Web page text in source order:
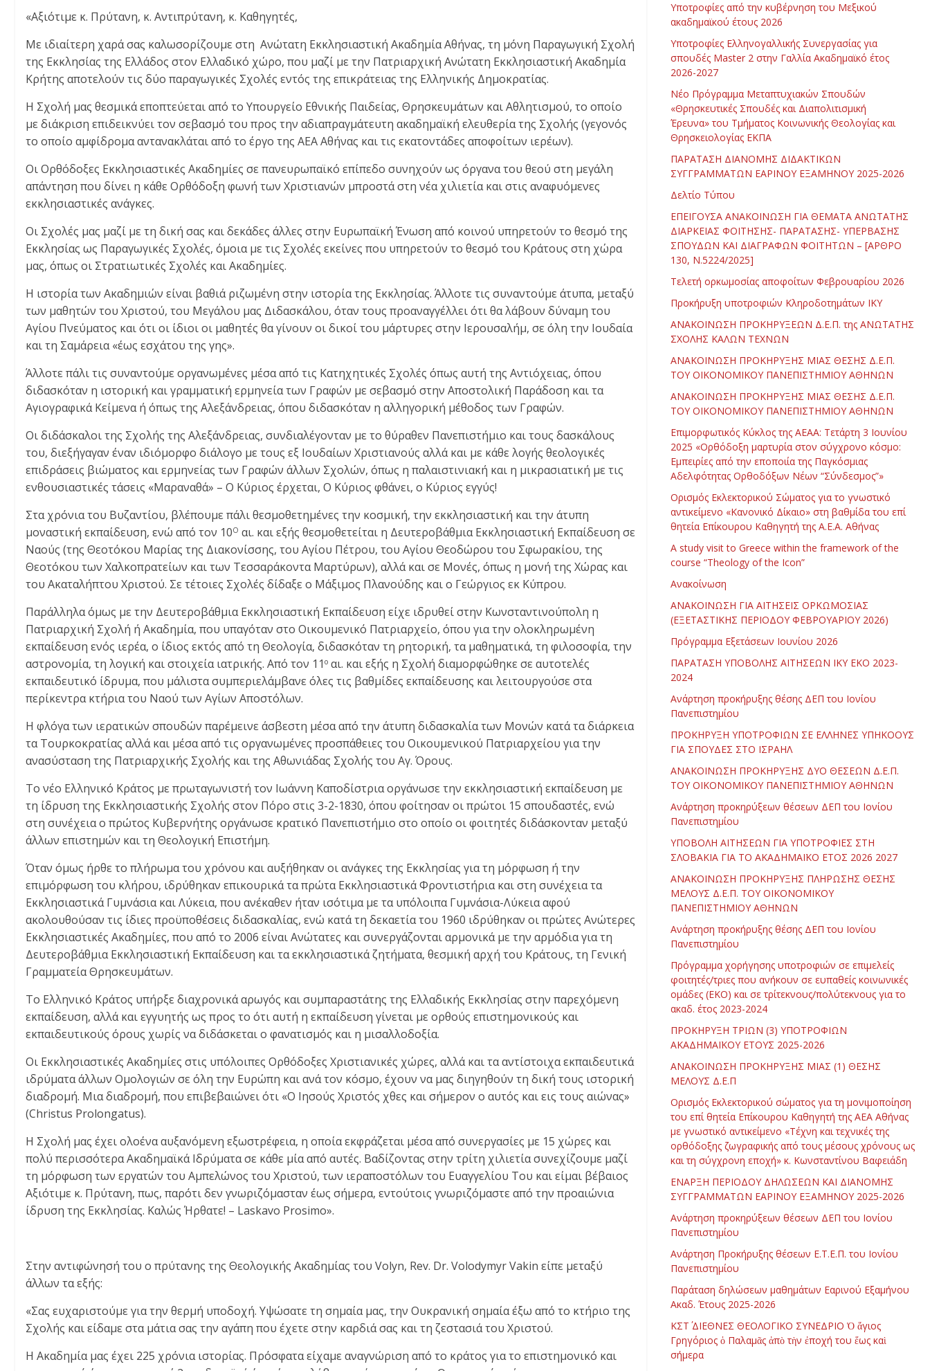
«Αξιότιμε κ. Πρύτανη, κ. Αντιπρύτανη, κ. Καθηγητές,
Με ιδιαίτερη χαρά σας καλωσορίζουμε στη Ανώτατη Εκκλησιαστική Ακαδημία Αθήνας, τη μόνη Παραγωγική Σχολή
της Εκκλησίας της Ελλάδος στον Ελλαδικό χώρο, που μαζί με την Πατριαρχική Ανώτατη Εκκλησιαστική Ακαδημία
Κρήτης αποτελούν τις δύο παραγωγικές Σχολές εντός της επικράτειας της Ελληνικής Δημοκρατίας.
Η Σχολή μας θεσμικά εποπτεύεται από το Υπουργείο Εθνικής Παιδείας, Θρησκευμάτων και Αθλητισμού, το οποίο
με διάκριση επιδεικνύει τον σεβασμό του προς την αδιαπραγμάτευτη ακαδημαϊκή ελευθερία της Σχολής (γεγονός
το οποίο αμφίδρομα αντανακλάται από το έργο της ΑΕΑ Αθήνας και τις εκατοντάδες αποφοίτων ιερέων).
Οι Ορθόδοξες Εκκλησιαστικές Ακαδημίες σε πανευρωπαϊκό επίπεδο συνηχούν ως όργανα του θεού στη μεγάλη
απάντηση που δίνει η κάθε Ορθόδοξη φωνή των Χριστιανών μπροστά στη νέα χιλιετία και στις αναφυόμενες
εκκλησιαστικές ανάγκες.
Οι Σχολές μας μαζί με τη δική σας και δεκάδες άλλες στην Ευρωπαϊκή Ένωση από κοινού υπηρετούν το θεσμό της
Εκκλησίας ως Παραγωγικές Σχολές, όμοια με τις Σχολές εκείνες που υπηρετούν το θεσμό του Κράτους στη χώρα
μας, όπως οι Στρατιωτικές Σχολές και Ακαδημίες.
Η ιστορία των Ακαδημιών είναι βαθιά ριζωμένη στην ιστορία της Εκκλησίας. Άλλοτε τις συναντούμε άτυπα, μεταξύ
των μαθητών του Χριστού, του Μεγάλου μας Διδασκάλου, όταν τους προαναγγέλλει ότι θα λάβουν δύναμη του
Αγίου Πνεύματος και ότι οι ίδιοι οι μαθητές θα γίνουν οι δικοί του μάρτυρες στην Ιερουσαλήμ, σε όλη την Ιουδαία
και τη Σαμάρεια «έως εσχάτου της γης».
Άλλοτε πάλι τις συναντούμε οργανωμένες μέσα από τις Κατηχητικές Σχολές όπως αυτή της Αντιόχειας, όπου
διδασκόταν η ιστορική και γραμματική ερμηνεία των Γραφών με σεβασμό στην Αποστολική Παράδοση και τα
Αγιογραφικά Κείμενα ή όπως της Αλεξάνδρειας, όπου διδασκόταν η αλληγορική μέθοδος των Γραφών.
Οι διδάσκαλοι της Σχολής της Αλεξάνδρειας, συνδιαλέγονταν με το θύραθεν Πανεπιστήμιο και τους δασκάλους
του, διεξήγαγαν έναν ιδιόμορφο διάλογο με τους εξ Ιουδαίων Χριστιανούς αλλά και με κάθε λογής θεολογικές
επιδράσεις βιώματος και ερμηνείας των Γραφών άλλων Σχολών, όπως η παλαιστινιακή και η μικρασιατική με τις
ενθουσιαστικές τάσεις «Μαραναθά» – Ο Κύριος έρχεται, Ο Κύριος φθάνει, ο Κύριος εγγύς!
Στα χρόνια του Βυζαντίου, βλέπουμε πάλι θεσμοθετημένες την κοσμική, την εκκλησιαστική και την άτυπη
μοναστική εκπαίδευση, ενώ από τον 10Ο αι. και εξής θεσμοθετείται η Δευτεροβάθμια Εκκλησιαστική Εκπαίδευση σε
Ναούς (της Θεοτόκου Μαρίας της Διακονίσσης, του Αγίου Πέτρου, του Αγίου Θεοδώρου του Σφωρακίου, της
Θεοτόκου των Χαλκοπρατείων και των Τεσσαράκοντα Μαρτύρων), αλλά και σε Μονές, όπως η μονή της Χώρας και
του Ακαταλήπτου Χριστού. Σε τέτοιες Σχολές δίδαξε ο Μάξιμος Πλανούδης και ο Γεώργιος εκ Κύπρου.
Παράλληλα όμως με την Δευτεροβάθμια Εκκλησιαστική Εκπαίδευση είχε ιδρυθεί στην Κωνσταντινούπολη η
Πατριαρχική Σχολή ή Ακαδημία, που υπαγόταν στο Οικουμενικό Πατριαρχείο, όπου για την ολοκληρωμένη
εκπαίδευση ενός ιερέα, ο ίδιος εκτός από τη Θεολογία, διδασκόταν τη ρητορική, τα μαθηματικά, τη φιλοσοφία, την
αστρονομία, τη λογική και στοιχεία ιατρικής. Από τον 11 ο αι. και εξής η Σχολή διαμορφώθηκε σε αυτοτελές
εκπαιδευτικό ίδρυμα, που μάλιστα συμπεριελάμβανε όλες τις βαθμίδες εκπαίδευσης και λειτουργούσε στα
περίκεντρα κτήρια του Ναού των Αγίων Αποστόλων.
Η φλόγα των ιερατικών σπουδών παρέμεινε άσβεστη μέσα από την άτυπη διδασκαλία των Μονών κατά τα διάρκεια
τα Τουρκοκρατίας αλλά και μέσα από τις οργανωμένες προσπάθειες του Οικουμενικού Πατριαρχείου για την
ανασύσταση της Πατριαρχικής Σχολής και της Αθωνιάδας Σχολής του Αγ. Όρους.
Το νέο Ελληνικό Κράτος με πρωταγωνιστή τον Ιωάννη Καποδίστρια οργάνωσε την εκκλησιαστική εκπαίδευση με
τη ίδρυση της Εκκλησιαστικής Σχολής στον Πόρο στις 3-2-1830, όπου φοίτησαν οι πρώτοι 15 σπουδαστές, ενώ
στη συνέχεια ο πρώτος Κυβερνήτης οργάνωσε κρατικό Πανεπιστήμιο στο οποίο οι φοιτητές διδάσκονταν μεταξύ
άλλων επιστημών και τη Θεολογική Επιστήμη.
Όταν όμως ήρθε το πλήρωμα του χρόνου και αυξήθηκαν οι ανάγκες της Εκκλησίας για τη μόρφωση ή την
επιμόρφωση του κλήρου, ιδρύθηκαν επικουρικά τα πρώτα Εκκλησιαστικά Φροντιστήρια και στη συνέχεια τα
Εκκλησιαστικά Γυμνάσια και Λύκεια, που ανέκαθεν ήταν ισότιμα με τα υπόλοιπα Γυμνάσια-Λύκεια αφού
ακολουθούσαν τις ίδιες προϋποθέσεις διδασκαλίας, ενώ κατά τη δεκαετία του 1960 ιδρύθηκαν οι πρώτες Ανώτερες
Εκκλησιαστικές Ακαδημίες, που από το 2006 είναι Ανώτατες και συνεργάζονται αρμονικά με την αρμόδια για τη
Δευτεροβάθμια Εκκλησιαστική Εκπαίδευση και τα εκκλησιαστικά ζητήματα, θεσμική αρχή του Κράτους, τη Γενική
Γραμματεία Θρησκευμάτων.
Το Ελληνικό Κράτος υπήρξε διαχρονικά αρωγός και συμπαραστάτης της Ελλαδικής Εκκλησίας στην παρεχόμενη
εκπαίδευση, αλλά και εγγυητής ως προς το ότι αυτή η εκπαίδευση γίνεται με ορθούς επιστημονικούς και
εκπαιδευτικούς όρους χωρίς να διδάσκεται ο φανατισμός και η μισαλλοδοξία.
Οι Εκκλησιαστικές Ακαδημίες στις υπόλοιπες Ορθόδοξες Χριστιανικές χώρες, αλλά και τα αντίστοιχα εκπαιδευτικά
ιδρύματα άλλων Ομολογιών σε όλη την Ευρώπη και ανά τον κόσμο, έχουν να μας διηγηθούν τη δική τους ιστορική
διαδρομή. Μια διαδρομή, που επιβεβαιώνει ότι «Ο Ιησούς Χριστός χθες και σήμερον ο αυτός και εις τους αιώνας»
(Christus Prolongatus).
Η Σχολή μας έχει ολοένα αυξανόμενη εξωστρέφεια, η οποία εκφράζεται μέσα από συνεργασίες με 15 χώρες και
πολύ περισσότερα Ακαδημαϊκά Ιδρύματα σε κάθε μία από αυτές. Βαδίζοντας στην τρίτη χιλιετία συνεχίζουμε μαζί
τη μόρφωση των εργατών του Αμπελώνος του Χριστού, των ιεραποστόλων του Ευαγγελίου Του και είμαι βέβαιος
Αξιότιμε κ. Πρύτανη, πως, παρότι δεν γνωριζόμασταν έως σήμερα, εντούτοις γνωριζόμαστε από την προαιώνια
ίδρυση της Εκκλησίας. Καλώς Ήρθατε! – Laskavo Prosimo».
Στην αντιφώνησή του ο πρύτανης της Θεολογικής Ακαδημίας του Volyn, Rev. Dr. Volodymyr Vakin είπε μεταξύ
άλλων τα εξής:
«Σας ευχαριστούμε για την θερμή υποδοχή. Υψώσατε τη σημαία μας, την Ουκρανική σημαία έξω από το κτήριο της
Σχολής και είδαμε στα μάτια σας την αγάπη που έχετε στην καρδιά σας και τη ζεστασιά του Χριστού.
Η Ακαδημία μας έχει 225 χρόνια ιστορίας. Πρόσφατα είχαμε αναγνώριση από το κράτος για το επιστημονικό και
Υποτροφίες από την κυβέρνηση του Μεξικού
ακαδημαϊκού έτους 2026
Υποτροφίες Ελληνογαλλικής Συνεργασίας για
σπουδές Master 2 στην Γαλλία Ακαδημαϊκό έτος
2026-2027
Νέο Πρόγραμμα Μεταπτυχιακών Σπουδών
«Θρησκευτικές Σπουδές και Διαπολιτισμική
Έρευνα» του Τμήματος Κοινωνικής Θεολογίας και
Θρησκειολογίας ΕΚΠΑ
ΠΑΡΑΤΑΣΗ ΔΙΑΝΟΜΗΣ ΔΙΔΑΚΤΙΚΩΝ
ΣΥΓΓΡΑΜΜΑΤΩΝ ΕΑΡΙΝΟΥ ΕΞΑΜΗΝΟΥ 2025-2026
Δελτίο Τύπου
ΕΠΕΙΓΟΥΣΑ ΑΝΑΚΟΙΝΩΣΗ ΓΙΑ ΘΕΜΑΤΑ ΑΝΩΤΑΤΗΣ
ΔΙΑΡΚΕΙΑΣ ΦΟΙΤΗΣΗΣ- ΠΑΡΑΤΑΣΗΣ- ΥΠΕΡΒΑΣΗΣ
ΣΠΟΥΔΩΝ ΚΑΙ ΔΙΑΓΡΑΦΩΝ ΦΟΙΤΗΤΩΝ – [ΑΡΘΡΟ
130, Ν.5224/2025]
Τελετή ορκωμοσίας αποφοίτων Φεβρουαρίου 2026
Προκήρυξη υποτροφιών Κληροδοτημάτων ΙΚΥ
ΑΝΑΚΟΙΝΩΣΗ ΠΡΟΚΗΡΥΞΕΩΝ Δ.Ε.Π. της ΑΝΩΤΑΤΗΣ
ΣΧΟΛΗΣ ΚΑΛΩΝ ΤΕΧΝΩΝ
ΑΝΑΚΟΙΝΩΣΗ ΠΡΟΚΗΡΥΞΗΣ ΜΙΑΣ ΘΕΣΗΣ Δ.Ε.Π.
ΤΟΥ ΟΙΚΟΝΟΜΙΚΟΥ ΠΑΝΕΠΙΣΤΗΜΙΟΥ ΑΘΗΝΩΝ
ΑΝΑΚΟΙΝΩΣΗ ΠΡΟΚΗΡΥΞΗΣ ΜΙΑΣ ΘΕΣΗΣ Δ.Ε.Π.
ΤΟΥ ΟΙΚΟΝΟΜΙΚΟΥ ΠΑΝΕΠΙΣΤΗΜΙΟΥ ΑΘΗΝΩΝ
Επιμορφωτικός Κύκλος της ΑΕΑΑ: Τετάρτη 3 Ιουνίου
2025 «Ορθόδοξη μαρτυρία στον σύγχρονο κόσμο:
Εμπειρίες από την εποποιία της Παγκόσμιας
Αδελφότητας Ορθοδόξων Νέων “Σύνδεσμος”»
Ορισμός Εκλεκτορικού Σώματος για το γνωστικό
αντικείμενο «Κανονικό Δίκαιο» στη βαθμίδα του επί
θητεία Επίκουρου Καθηγητή της Α.Ε.Α. Αθήνας
Α study visit to Greece within the framework of the
course “Theology of the Icon”
Ανακοίνωση
ΑΝΑΚΟΙΝΩΣΗ ΓΙΑ ΑΙΤΗΣΕΙΣ ΟΡΚΩΜΟΣΙΑΣ
(ΕΞΕΤΑΣΤΙΚΗΣ ΠΕΡΙΟΔΟΥ ΦΕΒΡΟΥΑΡΙΟΥ 2026)
Πρόγραμμα Εξετάσεων Ιουνίου 2026
ΠΑΡΑΤΑΣΗ ΥΠΟΒΟΛΗΣ ΑΙΤΗΣΕΩΝ ΙΚΥ ΕΚΟ 2023-
2024
Ανάρτηση προκήρυξης θέσης ΔΕΠ του Ιονίου
Πανεπιστημίου
ΠΡΟΚΗΡΥΞΗ ΥΠΟΤΡΟΦΙΩΝ ΣΕ ΕΛΛΗΝΕΣ ΥΠΗΚΟΟΥΣ
ΓΙΑ ΣΠΟΥΔΕΣ ΣΤΟ ΙΣΡΑΗΛ
ΑΝΑΚΟΙΝΩΣΗ ΠΡΟΚΗΡΥΞΗΣ ΔΥΟ ΘΕΣΕΩΝ Δ.Ε.Π.
ΤΟΥ ΟΙΚΟΝΟΜΙΚΟΥ ΠΑΝΕΠΙΣΤΗΜΙΟΥ ΑΘΗΝΩΝ
Ανάρτηση προκηρύξεων θέσεων ΔΕΠ του Ιονίου
Πανεπιστημίου
ΥΠΟΒΟΛΗ ΑΙΤΗΣΕΩΝ ΓΙΑ ΥΠΟΤΡΟΦΙΕΣ ΣΤΗ
ΣΛΟΒΑΚΙΑ ΓΙΑ ΤΟ ΑΚΑΔΗΜΑΪΚΟ ΕΤΟΣ 2026 2027
ΑΝΑΚΟΙΝΩΣΗ ΠΡΟΚΗΡΥΞΗΣ ΠΛΗΡΩΣΗΣ ΘΕΣΗΣ
ΜΕΛΟΥΣ Δ.Ε.Π. ΤΟΥ ΟΙΚΟΝΟΜΙΚΟΥ
ΠΑΝΕΠΙΣΤΗΜΙΟΥ ΑΘΗΝΩΝ
Ανάρτηση προκήρυξης θέσης ΔΕΠ του Ιονίου
Πανεπιστημίου
Πρόγραμμα χορήγησης υποτροφιών σε επιμελείς
φοιτητές/τριες που ανήκουν σε ευπαθείς κοινωνικές
ομάδες (ΕΚΟ) και σε τρίτεκνους/πολύτεκνους για το
ακαδ. έτος 2023-2024
ΠΡΟΚΗΡΥΞΗ ΤΡΙΩΝ (3) ΥΠΟΤΡΟΦΙΩΝ
ΑΚΑΔΗΜΑΪΚΟΥ ΕΤΟΥΣ 2025-2026
ΑΝΑΚΟΙΝΩΣΗ ΠΡΟΚΗΡΥΞΗΣ ΜΙΑΣ (1) ΘΕΣΗΣ
ΜΕΛΟΥΣ Δ.Ε.Π
Ορισμός Εκλεκτορικού σώματος για τη μονιμοποίηση
του επί θητεία Επίκουρου Καθηγητή της ΑΕΑ Αθήνας
με γνωστικό αντικείμενο «Τέχνη και τεχνικές της
ορθόδοξης ζωγραφικής από τους μέσους χρόνους ως
και τη σύγχρονη εποχή» κ. Κωνσταντίνου Βαφειάδη
ΕΝΑΡΞΗ ΠΕΡΙΟΔΟΥ ΔΗΛΩΣΕΩΝ ΚΑΙ ΔΙΑΝΟΜΗΣ
ΣΥΓΓΡΑΜΜΑΤΩΝ ΕΑΡΙΝΟΥ ΕΞΑΜΗΝΟΥ 2025-2026
Ανάρτηση προκηρύξεων θέσεων ΔΕΠ του Ιονίου
Πανεπιστημίου
Ανάρτηση Προκήρυξης θέσεων Ε.Τ.Ε.Π. του Ιονίου
Πανεπιστημίου
Παράταση δηλώσεων μαθημάτων Εαρινού Εξαμήνου
Ακαδ. Έτους 2025-2026
ΚΣΤ΄ ΔΙΕΘΝΕΣ ΘΕΟΛΟΓΙΚΟ ΣΥΝΕΔΡΙΟ Ὁ ἅγιος
Γρηγόριος ὁ Παλαμᾶς ἀπὸ τὴν ἐποχή του ἕως καὶ
σήμερα